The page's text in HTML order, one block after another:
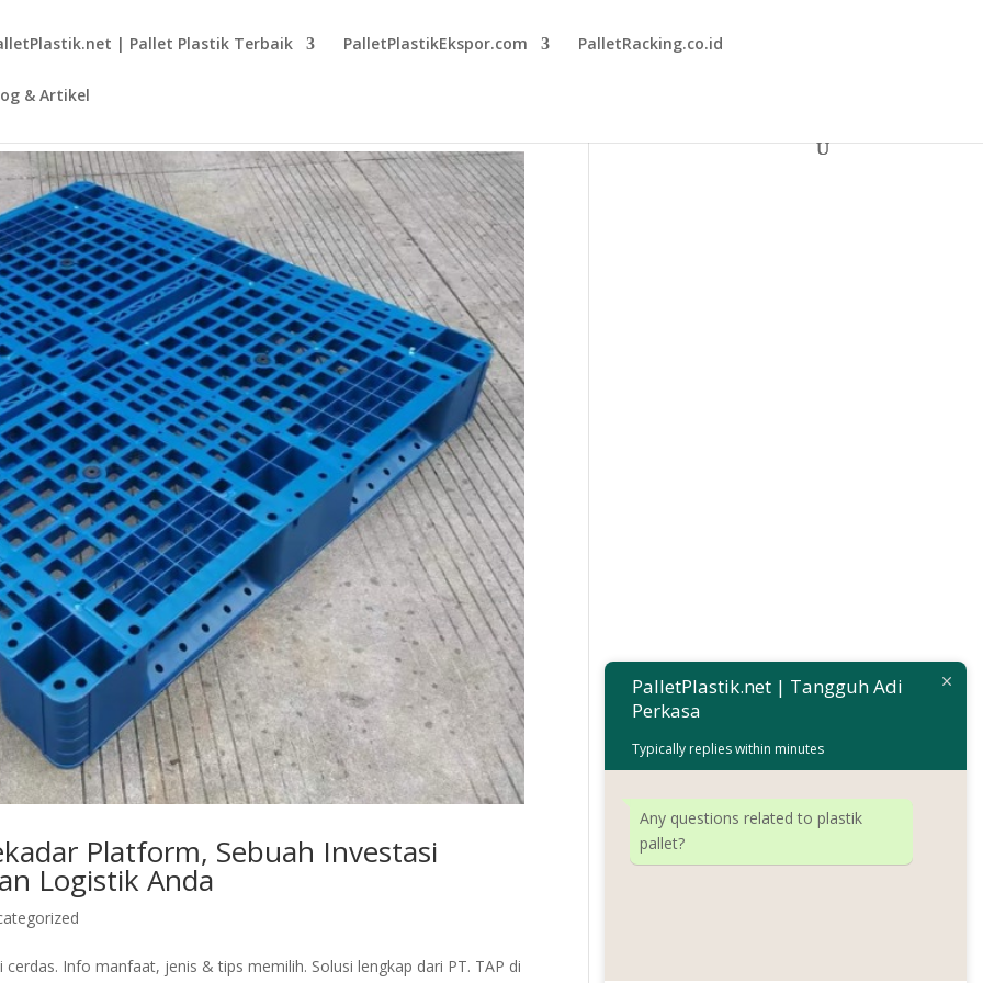
| Pallet Plastik Terbaik PalletPlastikEkspor.com PalletRacking.co.id
& Artikel
Platform, Sebuah Investasi
Logistik Anda
Info manfaat, jenis & tips memilih. Solusi lengkap dari PT. TAP di
PalletPlastik.net | Tangguh Adi
Perkasa
Typically replies within minutes
Any questions related to plastik
pallet?